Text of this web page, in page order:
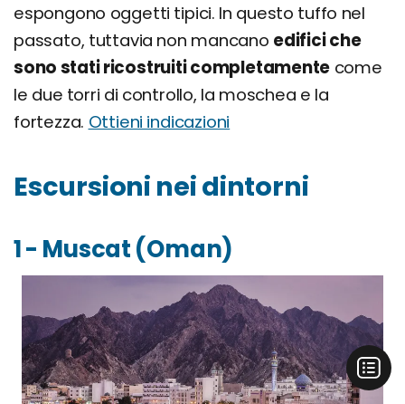
espongono oggetti tipici. In questo tuffo nel
passato, tuttavia non mancano edifici che
sono stati ricostruiti completamente come
le due torri di controllo, la moschea e la
fortezza. Ottieni indicazioni
Escursioni nei dintorni
1 - Muscat (Oman)